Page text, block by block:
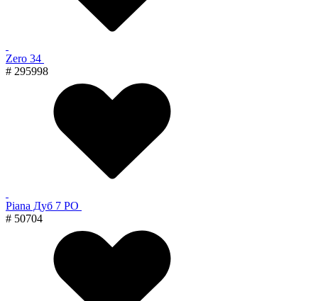
Zero 34
# 295998
Piana Дуб 7 PO
# 50704